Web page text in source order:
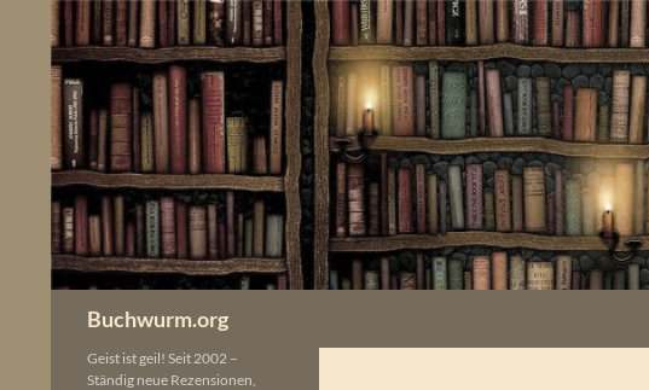
springen
Buchwurm.org
Geist ist geil! Seit 2002 –
Ständig neue Rezensionen,